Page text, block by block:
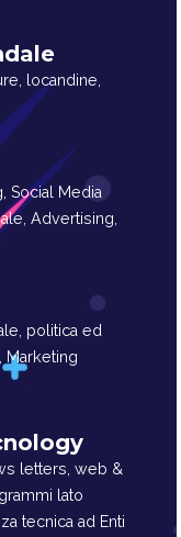
locandine,
Social Media
Advertising,
politica ed
Marketing
letters, web &
lato
tecnica ad Enti